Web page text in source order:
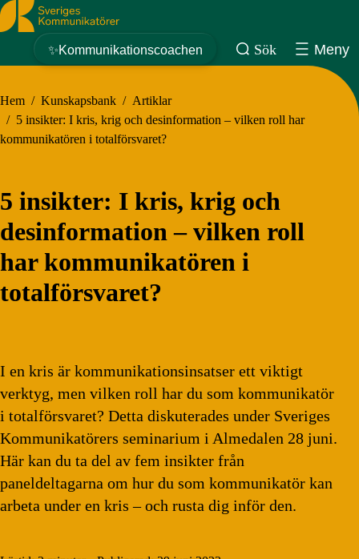
Sveriges Kommunikatörer
✨Kommunikationscoachen Sök Meny
Hem / Kunskapsbank / Artiklar
/ 5 insikter: I kris, krig och desinformation – vilken roll har
kommunikatören i totalförsvaret?
5 insikter: I kris, krig och
desinformation – vilken roll
har kommunikatören i
totalförsvaret?
I en kris är kommunikationsinsatser ett viktigt
verktyg, men vilken roll har du som kommunikatör
i totalförsvaret? Detta diskuterades under Sveriges
Kommunikatörers seminarium i Almedalen 28 juni.
Här kan du ta del av fem insikter från
paneldeltagarna om hur du som kommunikatör kan
arbeta under en kris – och rusta dig inför den.